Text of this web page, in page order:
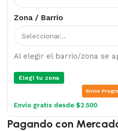
Zona / Barrio
Al elegir el barrio/zona se
Elegí tu zona
Envio
Envío gratis desde $2.500
Pagando con